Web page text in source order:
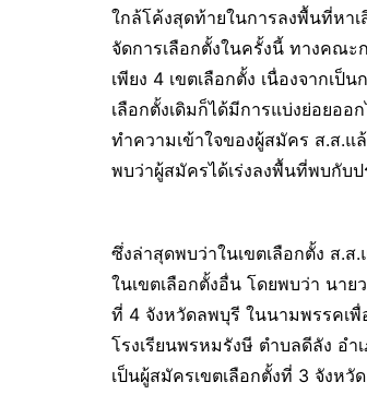
ใกล้โค้งสุดท้ายในการลงพื้นที่หา
จัดการเลือกตั้งในครั้งนี้ ทางคณะ
เพียง 4 เขตเลือกตั้ง เนื่องจากเ
เลือกตั้งเดิมก็ได้มีการแบ่งย่อยอ
ทำความเข้าใจของผู้สมัคร ส.ส.
พบว่าผู้สมัครได้เร่งลงพื้นที่พบกับ
ซึ่งล่าสุดพบว่าในเขตเลือกตั้ง ส.ส
ในเขตเลือกตั้งอื่น โดยพบว่า นา
ที่ 4 จังหวัดลพบุรี ในนามพรรคเพื่
โรงเรียนพรหมรังษี ตำบลดีลัง
เป็นผู้สมัครเขตเลือกตั้งที่ 3 จังห